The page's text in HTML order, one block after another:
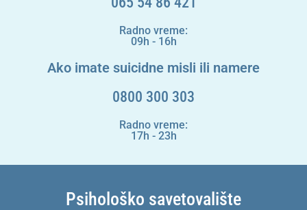
Radno vreme:
09h - 16h
Ako imate suicidne misli ili namere
0800 300 303
Radno vreme:
17h - 23h
Psihološko savetovalište